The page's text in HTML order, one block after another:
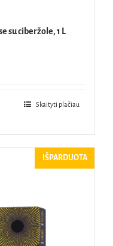
su ciberžole, 1 L
Skaityti plačiau
IŠPARDUOTA